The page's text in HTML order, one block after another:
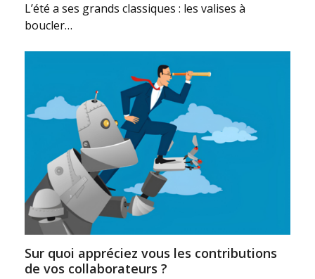
L’été a ses grands classiques : les valises à
boucler…
Sur quoi appréciez vous les contributions
de vos collaborateurs ?